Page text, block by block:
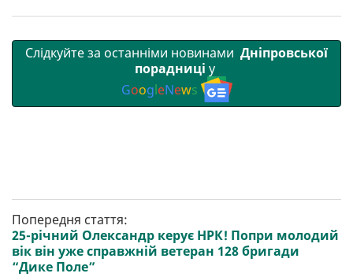
Слідкуйте за останніми новинами Дніпровської
порадниці у
GoogleNews
Попередня стаття:
25-річний Олександр керує НРК! Попри молодий
вік він уже справжній ветеран 128 бригади
“Дике Поле”